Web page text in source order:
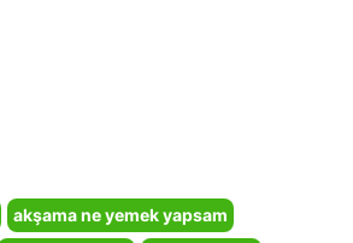
akşama ne yemek yapsam